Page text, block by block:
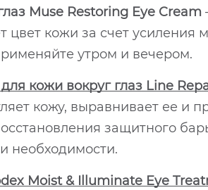
Muse Restoring Eye Cream
кожи за счет усиления
утром и вечером.
кожи вокруг глаз Line
кожу, выравнивает ее и
защитного
необходимости.
Moist & Illuminate Eye